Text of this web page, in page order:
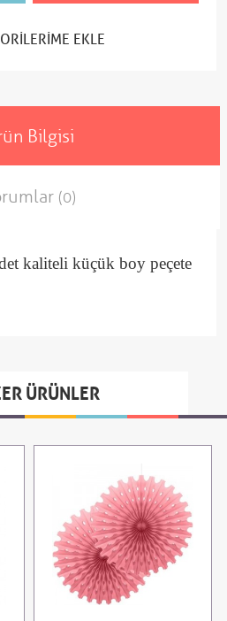
EKLE
Bilgisi
(0)
kaliteli küçük boy peçete
ÜRÜNLER